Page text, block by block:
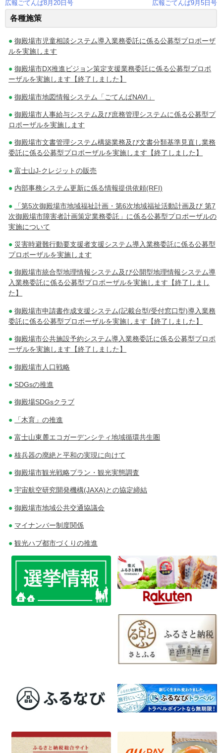
投
ナ
ビ
シ
ョ
広報ごてんば8月20日号 広報ごてんば9月5日号
各種施策
御殿場市児童相談システム導入業務委託に係る公募型プロポーザ
ルを実施します
御殿場市DX推進ビジョン策定支援業務委託に係る公募型プロポ
ーザルを実施します【終了しました】
御殿場市地図情報システム「ごてんばNAVI」
御殿場市人事給与システム及び庶務管理システムに係る公募型プ
ロポーザルを実施します
御殿場市文書管理システム構築業務及び文書分類基準見直し業務
委託に係る公募型プロポーザルを実施します【終了しました】
富士山J-クレジットの販売
内部事務システム更新に係る情報提供依頼(RFI)
「第5次御殿場市地域福祉計画・第6次地域福祉活動計画及び 第7
次御殿場市障害者計画策定業務委託」に係る公募型プロポーザルの
実施について
災害時避難行動要支援者支援システム導入業務委託に係る公募型
プロポーザルを実施します
御殿場市統合型地理情報システム及び公開型地理情報システム導
入業務委託に係る公募型プロポーザルを実施します【終了しまし
た】
御殿場市申請書作成支援システム(記載台型/受付窓口型)導入業務
委託に係る公募型プロポーザルを実施します【終了しました】
御殿場市公共施設予約システム導入業務委託に係る公募型プロポ
ーザルを実施します【終了しました】
御殿場市人口戦略
SDGsの推進
御殿場SDGsクラブ
「木育」の推進
富士山東麓エコガーデンシティ地域循環共生圏
核兵器の廃絶と平和の実現に向けて
御殿場市観光戦略プラン・観光実態調査
宇宙航空研究開発機構(JAXA)との協定締結
御殿場市地域公共交通協議会
マイナンバー制度関係
観光ハブ都市づくりの推進